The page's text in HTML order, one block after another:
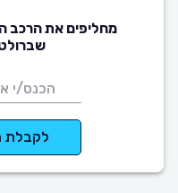
מחליפים את הרכב
שברולט
לקבלת